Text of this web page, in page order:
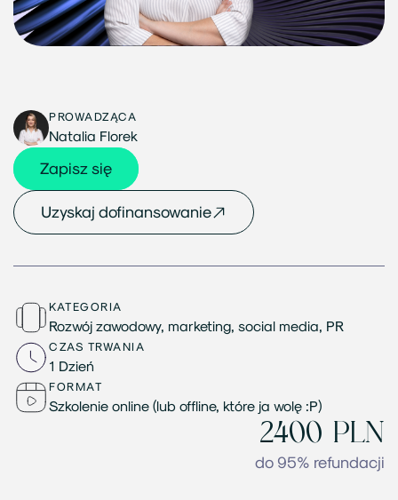
PROWADZĄCA
Natalia Florek
Zapisz się
Uzyskaj dofinansowanie
KATEGORIA
Rozwój zawodowy, marketing, social media, PR
CZAS TRWANIA
1 Dzień
FORMAT
Szkolenie online (lub offline, które ja wolę :P)
2400 PLN
do 95% refundacji